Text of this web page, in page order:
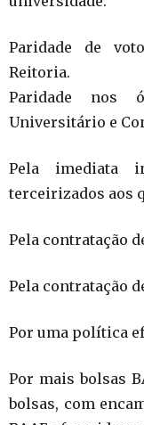
Paridade de
Reitoria.
Paridade nos
Universitário e
Pela imediata
terceirizados aos
Pela contratação
Pela contratação
Por uma política
Por mais bolsas
bolsas, com